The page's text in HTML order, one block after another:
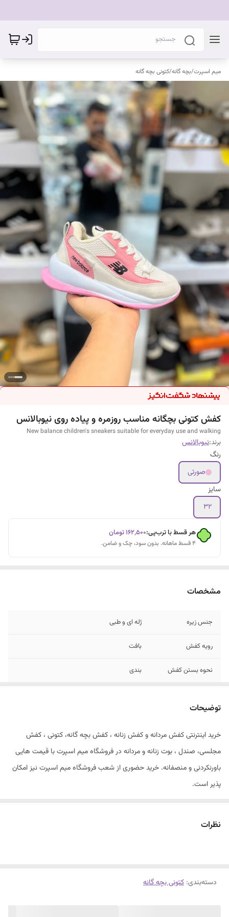
میم اسپرت/بچه گانه/کتونی بچه گانه
کفش کتونی بچگانه مناسب روزمره و پیاده روی نیوبالانس
New balance children's sneakers suitable for everyday use and walking
برند:نیوبالانس
رنگ
صورتی
سایز
۳۲
هر قسط با ترب‌پی:۱۶۲٬۵۰۰تومان
۴ قسط ماهانه. بدون سود، چک و ضامن.
مشخصات
جنس زیره ژله ای و طبی
رویه کفش بافت
نحوه بستن کفش بندی
توضیحات
خرید اینترنتی کفش مردانه و کفش زنانه ، کفش بچه گانه، کتونی ، کفش
مجلسی، صندل ، بوت زنانه و مردانه در فروشگاه میم اسپرت با قیمت هایی
باورنکردنی و منصفانه. خرید حضوری از شعب فروشگاه میم اسپرت نیز امکان
پذیر است.
نظرات
دسته‌بندی: کتونی بچه گانه